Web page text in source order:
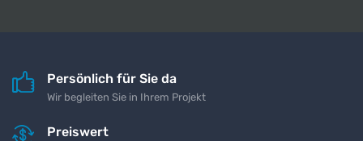
Persönlich für Sie da
Wir begleiten Sie in Ihrem Projekt
Preiswert